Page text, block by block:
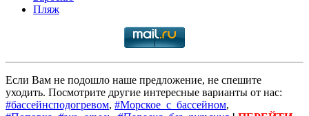
Пляж
Если Вам не подошло наше предложение, не спешите
уходить. Посмотрите другие интересные варианты от нас:
#бассейнсподогревом, #Морское_с_бассейном,